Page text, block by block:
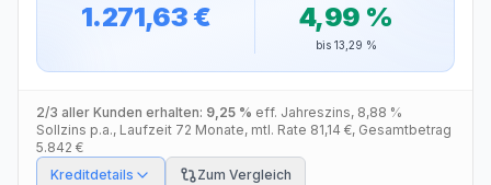
1.271,63 € 4,99 %
bis 13,29 %
2/3 aller Kunden erhalten: 9,25 % eff. Jahreszins, 8,88 %
Sollzins p.a., Laufzeit 72 Monate, mtl. Rate 81,14 €, Gesamtbetrag
5.842 €
Kreditdetails
Zum Vergleich